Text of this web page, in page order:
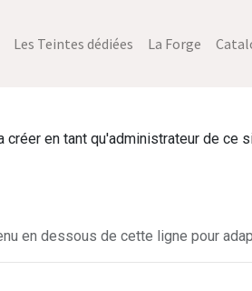
Les Teintes dédiées La Forge
en tant qu'administrateur de ce
en dessous de cette ligne pour